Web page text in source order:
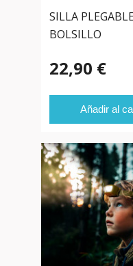
SILLA
BOLSILLO
22,90 €
Añadir al